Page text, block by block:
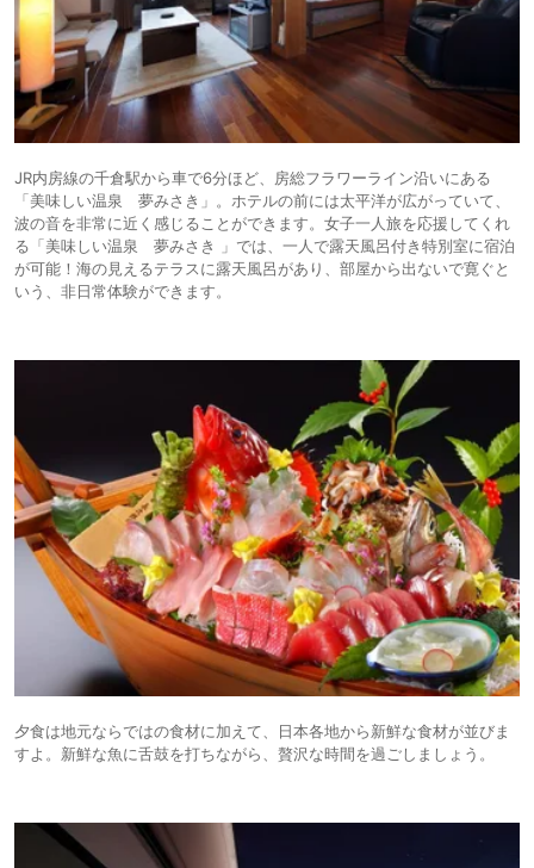
JR内房線の千倉駅から車で6分ほど、房総フラワーライン沿いにある
「美味しい温泉 夢みさき」。ホテルの前には太平洋が広がっていて、
波の音を非常に近く感じることができます。女子一人旅を応援してくれ
る「美味しい温泉 夢みさき 」では、一人で露天風呂付き特別室に宿泊
が可能！海の見えるテラスに露天風呂があり、部屋から出ないで寛ぐと
いう、非日常体験ができます。
夕食は地元ならではの食材に加えて、日本各地から新鮮な食材が並びま
すよ。新鮮な魚に舌鼓を打ちながら、贅沢な時間を過ごしましょう。